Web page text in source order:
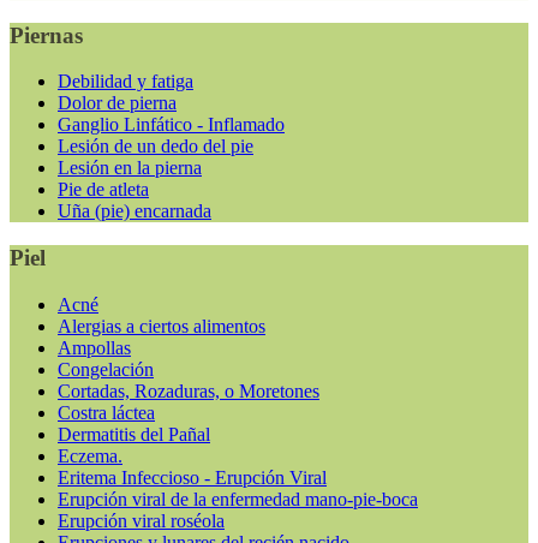
Piernas
Debilidad y fatiga
Dolor de pierna
Ganglio Linfático - Inflamado
Lesión de un dedo del pie
Lesión en la pierna
Pie de atleta
Uña (pie) encarnada
Piel
Acné
Alergias a ciertos alimentos
Ampollas
Congelación
Cortadas, Rozaduras, o Moretones
Costra láctea
Dermatitis del Pañal
Eczema.
Eritema Infeccioso - Erupción Viral
Erupción viral de la enfermedad mano-pie-boca
Erupción viral roséola